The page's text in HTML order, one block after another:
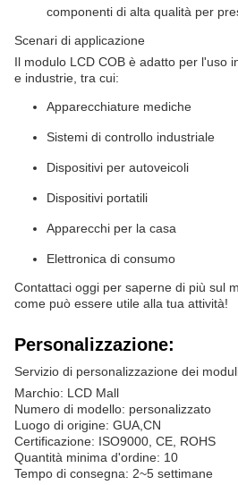
componenti di alta qualità per
Scenari di applicazione
Il modulo LCD COB è adatto per l'uso
e industrie, tra cui:
Apparecchiature mediche
Sistemi di controllo industriale
Dispositivi per autoveicoli
Dispositivi portatili
Apparecchi per la casa
Elettronica di consumo
Contattaci oggi per saperne di più sul
come può essere utile alla tua attività!
Personalizzazione:
Servizio di personalizzazione dei
Marchio: LCD Mall
Numero di modello: personalizzato
Luogo di origine: GUA,CN
Certificazione: ISO9000, CE, ROHS
Quantità minima d'ordine: 10
Tempo di consegna: 2~5 settimane